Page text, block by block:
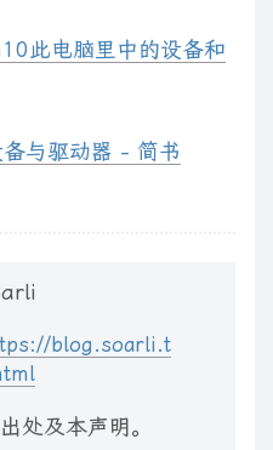
此电脑里中的设备和
与驱动器 - 简书
blog.soarli.t
处及本声明。